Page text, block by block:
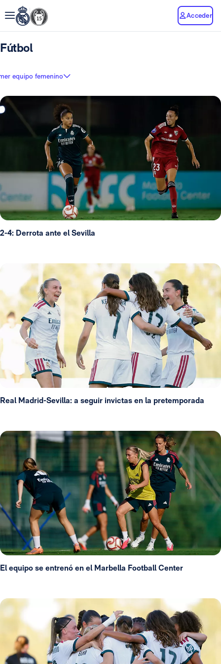
Acceder
Fútbol
equipo femenino
2-4: Derrota ante el Sevilla
Real Madrid-Sevilla: a seguir invictas en la pretemporada
El equipo se entrenó en el Marbella Football Center